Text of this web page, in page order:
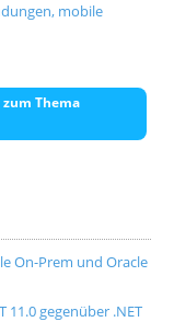
mobile
Thema
On-Prem und Oracle
11.0 gegenüber .NET